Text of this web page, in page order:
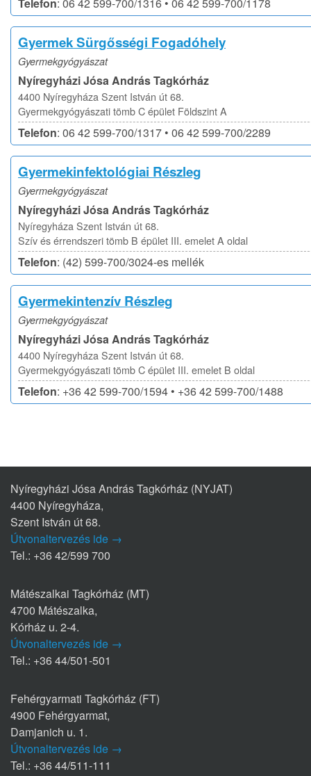
Gyermek Sürgősségi Fogadóhely
Gyermekgyógyászat
Nyíregyházi Jósa András Tagkórház
4400 Nyíregyháza Szent István út 68.
Gyermekgyógyászati tömb C épület Földszint A
Telefon: 06 42 599-700/1317 • 06 42 599-700/2289
Gyermekinfektológiai Részleg
Gyermekgyógyászat
Nyíregyházi Jósa András Tagkórház
Nyíregyháza Szent István út 68.
Szív és érrendszeri tömb B épület III. emelet A oldal
Telefon: (42) 599-700/3024-es mellék
Gyermekintenzív Részleg
Gyermekgyógyászat
Nyíregyházi Jósa András Tagkórház
4400 Nyíregyháza Szent István út 68.
Gyermekgyógyászati tömb C épület III. emelet B oldal
Telefon: +36 42 599-700/1594 • +36 42 599-700/1488
Nyíregyházi Jósa András Tagkórház (NYJAT)
4400 Nyíregyháza,
Szent István út 68.
Útvonaltervezés ide →
Tel.: +36 42/599 700
Mátészalkai Tagkórház (MT)
4700 Mátészalka,
Kórház u. 2-4.
Útvonaltervezés ide →
Tel.: +36 44/501-501
Fehérgyarmati Tagkórház (FT)
4900 Fehérgyarmat,
Damjanich u. 1.
Útvonaltervezés ide →
Tel.: +36 44/511-111